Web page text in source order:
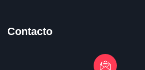
Contacto